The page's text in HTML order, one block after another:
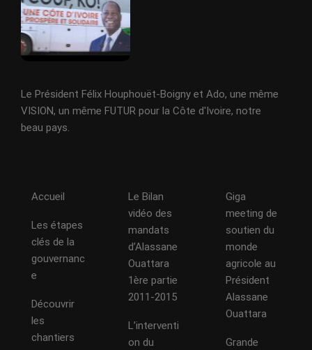
Le Président Félix Houphouët-Boigny et Ado, une même
VISION, un même FUTUR pour la Côte d'Ivoire, notre
beau pays.
Accueil
Les étapes
clés de la
gouvernanc
e
Découvrir
les
chantiers
Le Bilan
vidéo des
mandats
d’Alassane
Ouattara
1ère partie
2011-2015
L’interventi
on du
Giga
meeting de
soutien du
monde
agricole au
Président
Alassane
Ouattara
Grande